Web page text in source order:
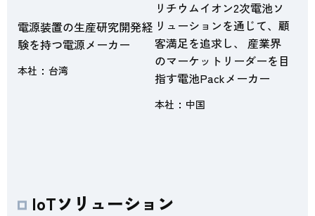
本社 台湾
電源装置の生産研究開発経
験を持つ電源メーカー
本社 中国
リチウムイオン2次電池ソ
リューションを通じて、顧
客満足を追求し、 産業界
のマーケットリーダーを目
指す電池Packメーカー
IoTソリューション